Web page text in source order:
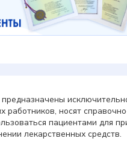
работников, носят
пациентами для
лекарственных средств.